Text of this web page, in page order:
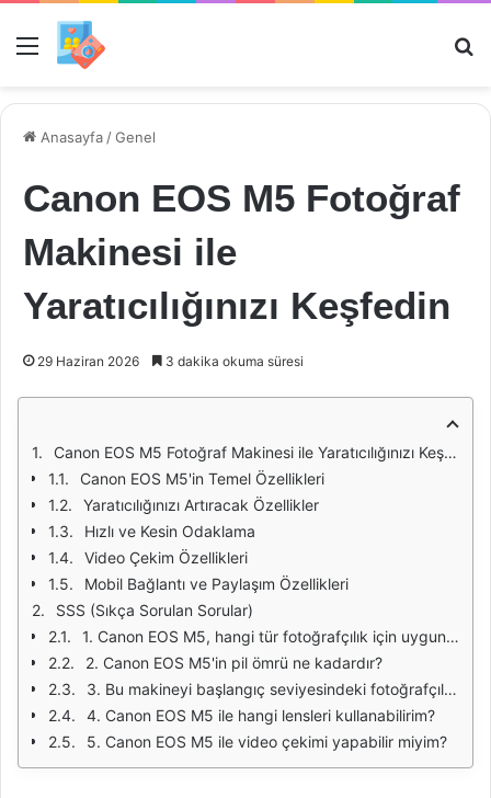
Menü
Anasayfa /Genel
Canon EOS M5 Fotoğraf
Makinesi ile
Yaratıcılığınızı Keşfedin
29 Haziran 2026 3 dakika okuma süresi
Canon EOS M5 Fotoğraf Makinesi ile Yaratıcılığınızı Keşfedin
Canon EOS M5'in Temel Özellikleri
Yaratıcılığınızı Artıracak Özellikler
Hızlı ve Kesin Odaklama
Video Çekim Özellikleri
Mobil Bağlantı ve Paylaşım Özellikleri
SSS (Sıkça Sorulan Sorular)
1. Canon EOS M5, hangi tür fotoğrafçılık için uygundur?
2. Canon EOS M5'in pil ömrü ne kadardır?
3. Bu makineyi başlangıç seviyesindeki fotoğrafçılar kullanabilir mi?
4. Canon EOS M5 ile hangi lensleri kullanabilirim?
5. Canon EOS M5 ile video çekimi yapabilir miyim?